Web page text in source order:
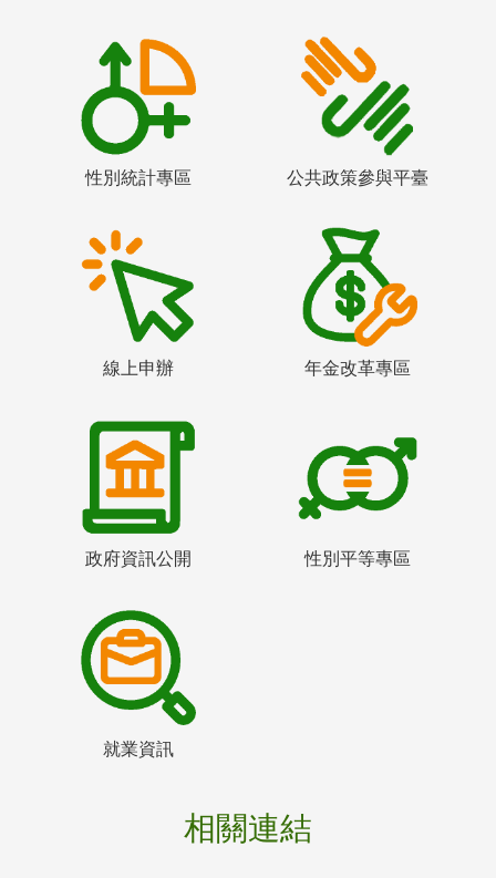
性別統計專區 公共政策參與平臺
線上申辦 年金改革專區
政府資訊公開 性別平等專區
就業資訊
相關連結